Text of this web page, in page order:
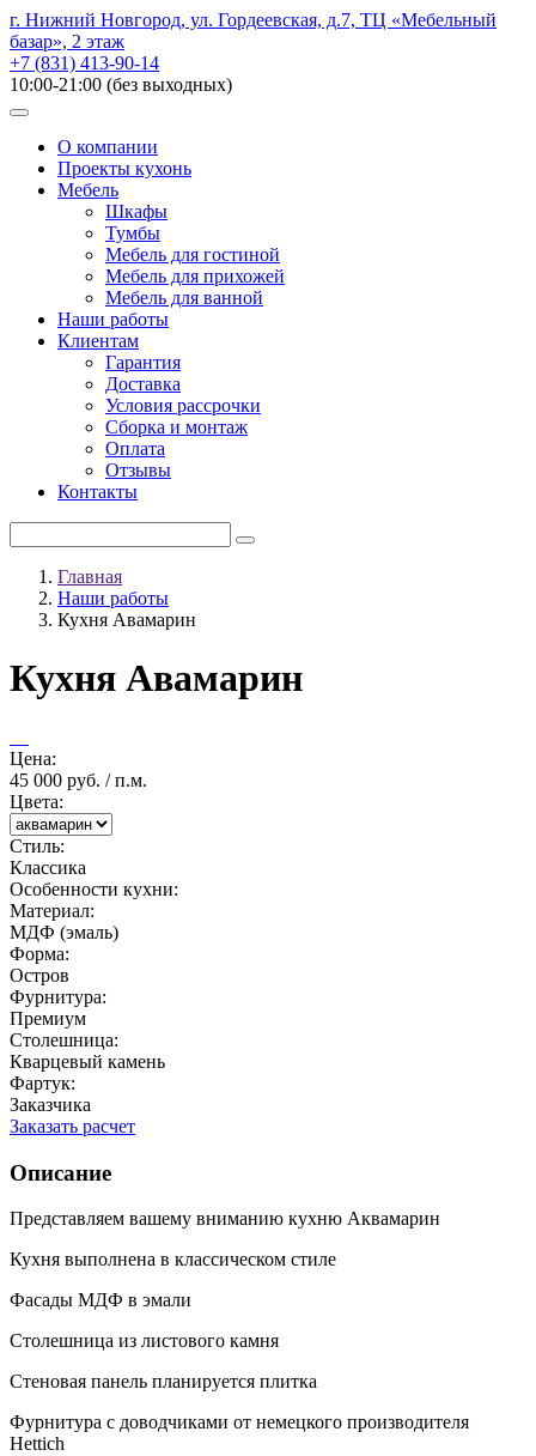
г. Нижний Новгород, ул. Гордеевская, д.7, ТЦ «Мебельный
базар», 2 этаж
+7 (831) 413-90-14
10:00-21:00 (без выходных)
О компании
Проекты кухонь
Мебель
Шкафы
Тумбы
Мебель для гостиной
Мебель для прихожей
Мебель для ванной
Наши работы
Клиентам
Гарантия
Доставка
Условия рассрочки
Сборка и монтаж
Оплата
Отзывы
Контакты
Главная
Наши работы
Кухня Авамарин
Кухня Авамарин
Цена:
45 000 руб. / п.м.
Цвета:
Стиль:
Классика
Особенности кухни:
Материал:
МДФ (эмаль)
Форма:
Остров
Фурнитура:
Премиум
Столешница:
Кварцевый камень
Фартук:
Заказчика
Заказать расчет
Описание
Представляем вашему вниманию кухню Аквамарин
Кухня выполнена в классическом стиле
Фасады МДФ в эмали
Столешница из листового камня
Стеновая панель планируется плитка
Фурнитура с доводчиками от немецкого производителя
Hettich